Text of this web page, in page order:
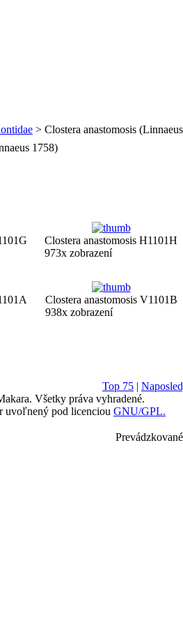
> Clostera anastomosis
Clostera anastomosis H1101H
973x zobrazení
Clostera anastomosis V1101B
938x zobrazení
Top 75 |
Všetky práva vyhradené.
uvoľnený pod licenciou GNU/GPL.